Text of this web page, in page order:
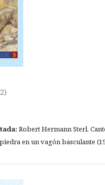
Robert Hermann Sterl,
en un vagón basculante